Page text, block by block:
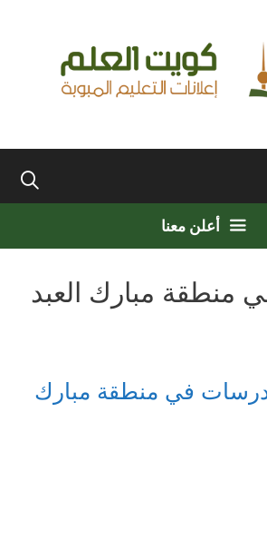
أعلن معنا
منطقة مبارك العبد
في منطقة مبارك